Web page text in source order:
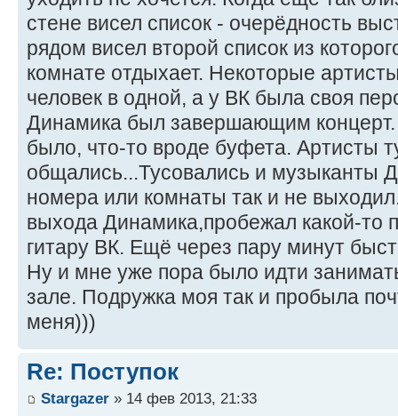
стене висел список - очерёдность
рядом висел второй список из
комнате отдыхает. Некоторые
человек в одной, а у ВК была своя
Динамика был завершающим
было, что-то вроде буфета. Артисты
общались...Тусовались и музыканты
номера или комнаты так и не
выхода Динамика,пробежал какой-то
гитару ВК. Ещё через пару минут
Ну и мне уже пора было идти
зале. Подружка моя так и пробыла
меня)))
Re: Поступок
Stargazer » 14 фев 2013, 21:33